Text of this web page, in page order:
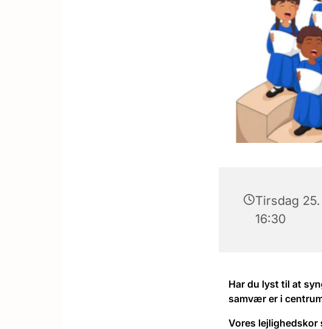
Tirsdag
16:30
Har du lyst til at
samvær er i
Vores lejlighedskor